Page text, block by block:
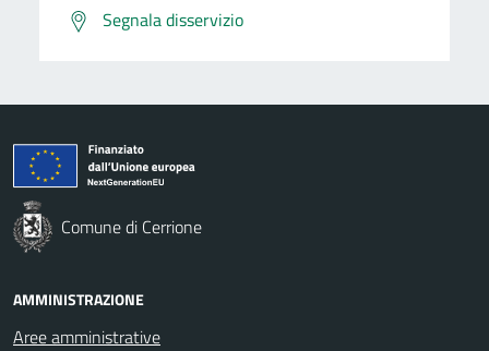
Segnala disservizio
Comune di Cerrione
AMMINISTRAZIONE
Aree amministrative